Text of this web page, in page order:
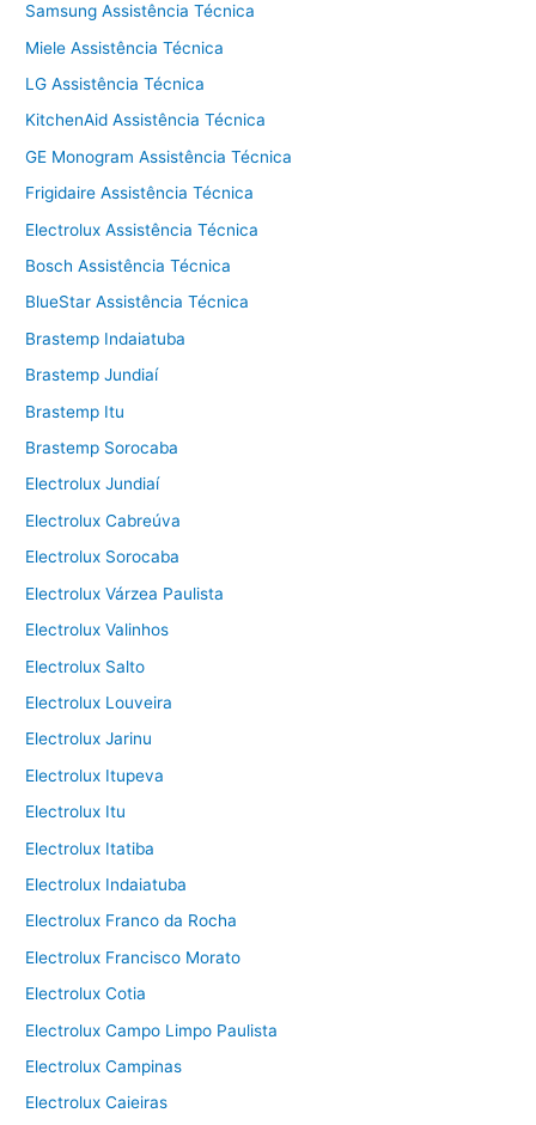
Samsung Assistência Técnica
Miele Assistência Técnica
LG Assistência Técnica
KitchenAid Assistência Técnica
GE Monogram Assistência Técnica
Frigidaire Assistência Técnica
Electrolux Assistência Técnica
Bosch Assistência Técnica
BlueStar Assistência Técnica
Brastemp Indaiatuba
Brastemp Jundiaí
Brastemp Itu
Brastemp Sorocaba
Electrolux Jundiaí
Electrolux Cabreúva
Electrolux Sorocaba
Electrolux Várzea Paulista
Electrolux Valinhos
Electrolux Salto
Electrolux Louveira
Electrolux Jarinu
Electrolux Itupeva
Electrolux Itu
Electrolux Itatiba
Electrolux Indaiatuba
Electrolux Franco da Rocha
Electrolux Francisco Morato
Electrolux Cotia
Electrolux Campo Limpo Paulista
Electrolux Campinas
Electrolux Caieiras